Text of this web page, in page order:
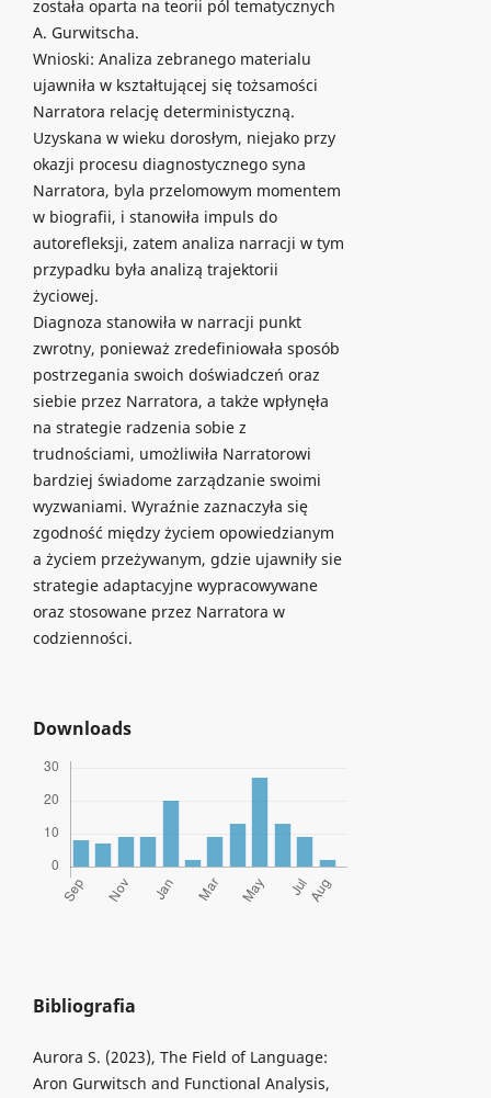
została oparta na teorii pól tematycznych
A. Gurwitscha.
Wnioski: Analiza zebranego materialu
ujawniła w kształtującej się tożsamości
Narratora relację deterministyczną.
Uzyskana w wieku dorosłym, niejako przy
okazji procesu diagnostycznego syna
Narratora, byla przelomowym momentem
w biografii, i stanowiła impuls do
autorefleksji, zatem analiza narracji w tym
przypadku była analizą trajektorii
życiowej.
Diagnoza stanowiła w narracji punkt
zwrotny, ponieważ zredefiniowała sposób
postrzegania swoich doświadczeń oraz
siebie przez Narratora, a także wpłynęła
na strategie radzenia sobie z
trudnościami, umożliwiła Narratorowi
bardziej świadome zarządzanie swoimi
wyzwaniami. Wyraźnie zaznaczyła się
zgodność między życiem opowiedzianym
a życiem przeżywanym, gdzie ujawniły sie
strategie adaptacyjne wypracowywane
oraz stosowane przez Narratora w
codzienności.
Downloads
Bibliografia
Aurora S. (2023), The Field of Language:
Aron Gurwitsch and Functional Analysis,